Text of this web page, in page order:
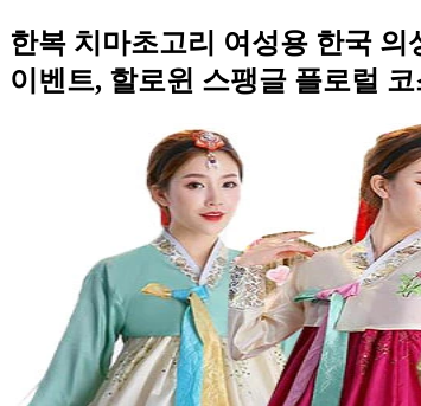
한복 치마초고리 여성용 한국
이벤트, 할로윈 스팽글 플로럴